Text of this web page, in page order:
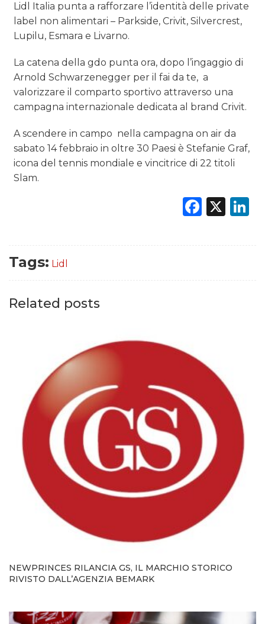
DATI
PREVISIONI/SCENARI
NORMATIVE
TREND
CASE HISTORY
Lidl Italia punta a rafforzare l’identità delle private
label non alimentari – Parkside, Crivit, Silvercrest,
Lupilu, Esmara e Livarno.
La catena della gdo punta ora, dopo l’ingaggio di
Arnold Schwarzenegger per il fai da te, a
valorizzare il comparto sportivo attraverso una
campagna internazionale dedicata al brand Crivit.
A scendere in campo nella campagna on air da
sabato 14 febbraio in oltre 30 Paesi è Stefanie Graf,
icona del tennis mondiale e vincitrice di 22 titoli
Slam.
X
Tags: Lidl
Related posts
NEWPRINCES RILANCIA GS, IL MARCHIO STORICO
RIVISTO DALL’AGENZIA BEMARK